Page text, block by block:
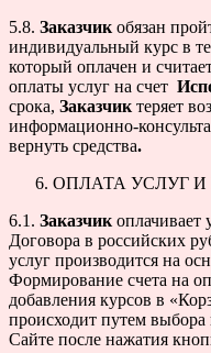
5.8. Заказчик обязан
индивидуальный курс в
который оплачен и
оплаты услуг на счет
срока, Заказчик теряет
информационно-
вернуть средства.
ОПЛАТА УСЛУГ
6.1. Заказчик оплачивает
Договора в российских
услуг производится на
Формирование счета на
добавления курсов в
происходит путем
Сайте после нажатия